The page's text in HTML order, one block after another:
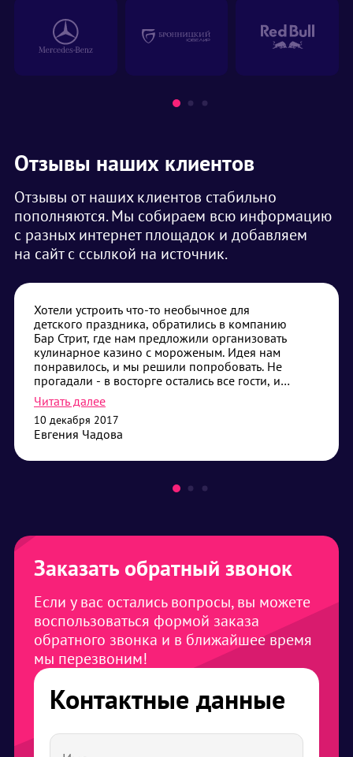
Отзывы наших клиентов
Отзывы от наших клиентов стабильно
пополняются. Мы собираем всю информацию
с разных интернет площадок и добавляем
на сайт с ссылкой на источник.
Хотели устроить что-то необычное для
детского праздника, обратились в компанию
Бар Стрит, где нам предложили организовать
кулинарное казино с мороженым. Идея нам
понравилось, и мы решили попробовать. Не
прогадали - в восторге остались все гости, и
детям и взрослым было интересно
поучаствовать, а заодно и полакомиться
вкусным мороженым.
Читать далее
10 декабря 2017
Евгения Чадова
Заказать обратный звонок
Если у вас остались вопросы, вы можете
воспользоваться формой заказа
обратного звонка и в ближайшее время
мы перезвоним!
Контактные данные